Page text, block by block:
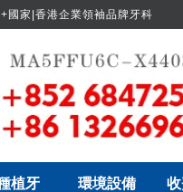
國家|香港企業領袖品牌牙科
植牙 環境設備